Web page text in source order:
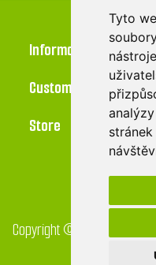
Tyto
Information
Customer service
Store
Copyright © 2026
by